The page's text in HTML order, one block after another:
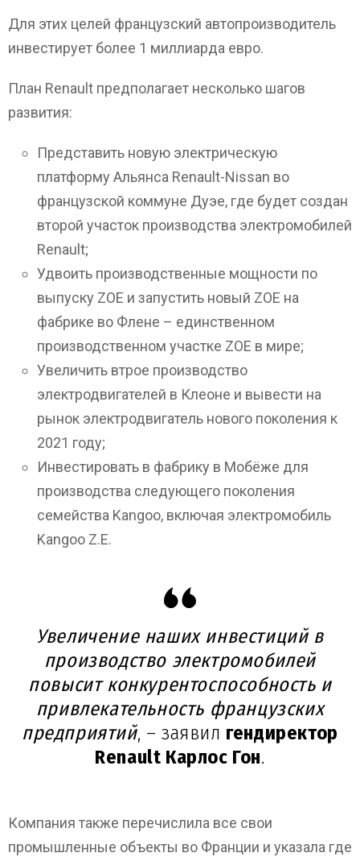
Для этих целей французский автопроизводитель
инвестирует более 1 миллиарда евро.
План Renault предполагает несколько шагов
развития:
Представить новую электрическую
платформу Альянса Renault-Nissan во
французской коммуне Дуэе, где будет создан
второй участок производства электромобилей
Renault;
Удвоить производственные мощности по
выпуску ZOE и запустить новый ZOE на
фабрике во Флене – единственном
производственном участке ZOE в мире;
Увеличить втрое производство
электродвигателей в Клеоне и вывести на
рынок электродвигатель нового поколения к
2021 году;
Инвестировать в фабрику в Мобёже для
производства следующего поколения
семейства Kangoo, включая электромобиль
Kangoo Z.E.
Увеличение наших инвестиций в
производство электромобилей
повысит конкурентоспособность и
привлекательность французских
предприятий, – заявил гендиректор
Renault Карлос Гон.
Компания также перечислила все свои
промышленные объекты во Франции и указала где